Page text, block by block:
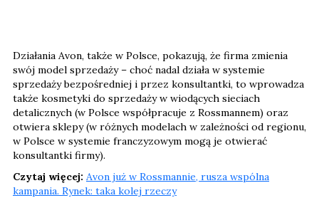
Działania Avon, także w Polsce, pokazują, że firma zmienia
swój model sprzedaży – choć nadal działa w systemie
sprzedaży bezpośredniej i przez konsultantki, to wprowadza
także kosmetyki do sprzedaży w wiodących sieciach
detalicznych (w Polsce współpracuje z Rossmannem) oraz
otwiera sklepy (w różnych modelach w zależności od regionu,
w Polsce w systemie franczyzowym mogą je otwierać
konsultantki firmy).
Czytaj więcej: Avon już w Rossmannie, rusza wspólna
kampania. Rynek: taka kolej rzeczy